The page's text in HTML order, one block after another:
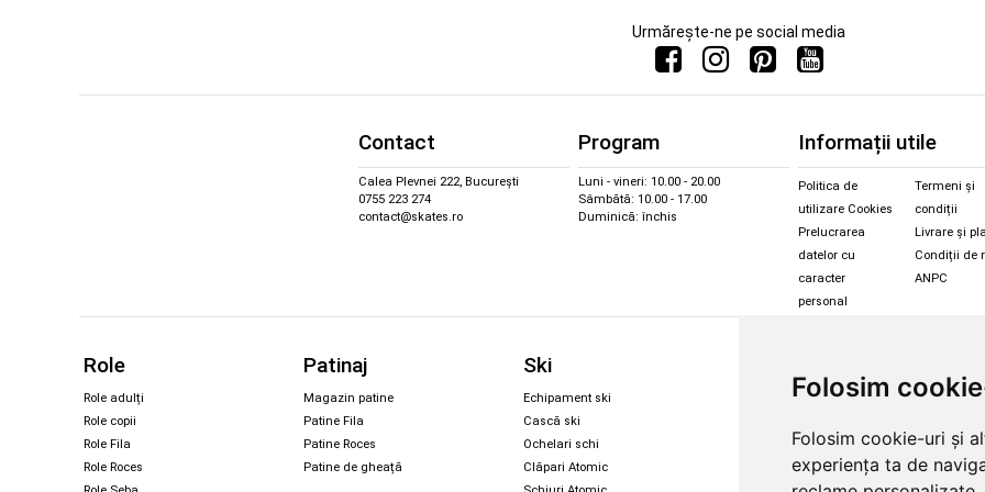
Folosim
Folosim cookie-uri și
experiența ta de
Urmărește-ne pe social media
Contact
Calea Plevnei 222, București
0755 223 274
contact@skates.ro
Program
Luni - vineri: 10.00 - 20.00
Sâmbătă: 10.00 - 17.00
Duminică: închis
Informații utile
Politica de
utilizare Cookies
Prelucrarea
datelor cu
caracter
personal
Termeni și
condiții
Livrare și
Condiții de
ANPC
Role
Role adulți
Role copii
Role Fila
Role Roces
Patinaj
Magazin patine
Patine Fila
Patine Roces
Patine de gheață
Ski
Echipament ski
Cască ski
Ochelari schi
Clăpari Atomic
Magazin snowboard
Legături Rome SDS